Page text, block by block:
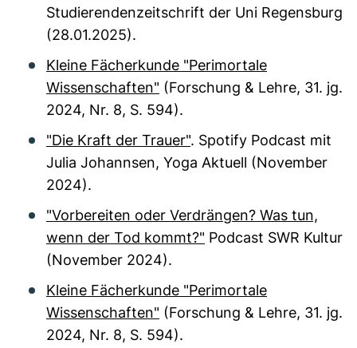
Studierendenzeitschrift der Uni Regensburg
(28.01.2025).
Kleine Fächerkunde "Perimortale
Wissenschaften" (Forschung & Lehre, 31. jg.
2024, Nr. 8, S. 594).
"Die Kraft der Trauer". Spotify Podcast mit
Julia Johannsen, Yoga Aktuell (November
2024).
"Vorbereiten oder Verdrängen? Was tun,
wenn der Tod kommt?" Podcast SWR Kultur
(November 2024).
Kleine Fächerkunde "Perimortale
Wissenschaften" (Forschung & Lehre, 31. jg.
2024, Nr. 8, S. 594).